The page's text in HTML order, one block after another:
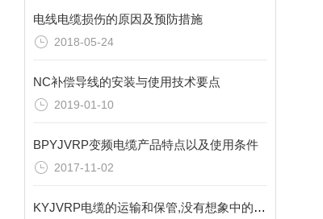
电线电缆损伤的原因及预防措施
2018-05-24
NC补偿导线的安装与使用技术要点
2019-01-10
BPYJVRP变频电缆产品特点以及使用条件
2017-11-02
KYJVRP电缆的运输和保管,没有想象中的那么简单